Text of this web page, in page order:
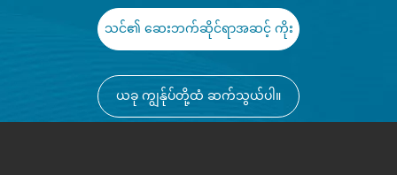
သင်၏ ဆေးဘက်ဆိုင်ရာအဆင့် ကိုး
ယခု ကျွန်ုပ်တို့ထံ ဆက်သွယ်ပါ။